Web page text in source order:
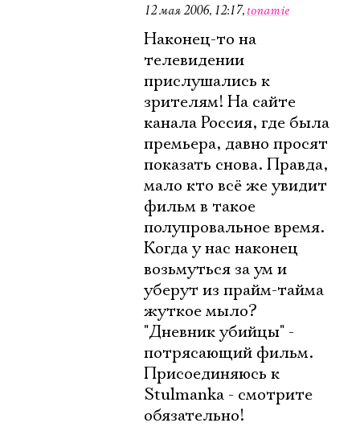
12 мая 2006, 12:17, tonamie
Наконец-то на
телевидении
прислушались к
зрителям! На сайте
канала Россия, где была
премьера, давно просят
показать снова. Правда,
мало кто всё же увидит
фильм в такое
полупровальное время.
Когда у нас наконец
возьмуться за ум и
уберут из прайм-тайма
жуткое мыло?
"Дневник убийцы" -
потрясающий фильм.
Присоединяюсь к
Stulmanka - смотрите
обязательно!